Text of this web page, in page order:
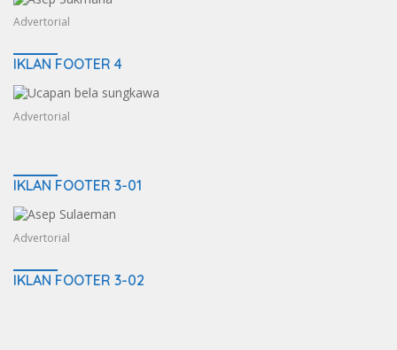
Advertorial
IKLAN FOOTER 4
Advertorial
IKLAN FOOTER 3-01
Advertorial
IKLAN FOOTER 3-02